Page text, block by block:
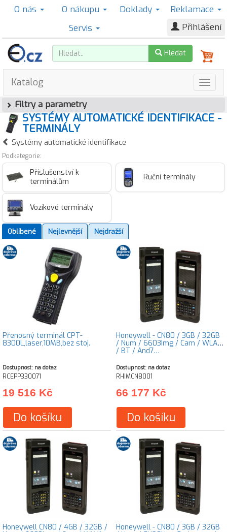
O nás O nákupu Doklady
Reklamace
Servis
Přihlášení
Hledat
Katalog
Filtry a parametry
SYSTÉMY AUTOMATICKÉ IDENTIFIKACE -
TERMINÁLY
Systémy automatické identifikace
Podkategorie:
Příslušenství k
terminálům
Ruční terminály
Vozíkové terminály
Oblíbené Nejlevnější Nejdražší
Přenosný terminál CPT-
8300L,laser,10MB,bez stoj.
Dostupnost: na dotaz
RCEPP330071
19 516 Kč
Do košíku
Honeywell - CN80 / 3GB / 32GB
/ Num / 6603Img / Cam / WLAN
/ BT / And7…
Dostupnost: na dotaz
RHIMCN8001
66 177 Kč
Do košíku
Honeywell CN80 / 4GB / 32GB / Honeywell - CN80 / 3GB / 32GB